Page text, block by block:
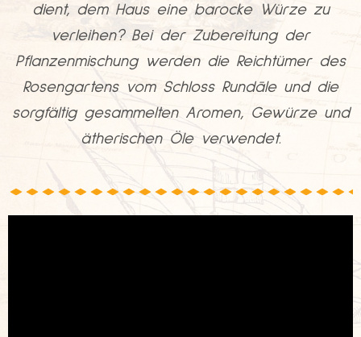
dient, dem Haus eine barocke Würze zu
verleihen? Bei der Zubereitung der
Pflanzenmischung werden die Reichtümer des
Rosengartens vom Schloss Rundāle und die
sorgfältig gesammelten Aromen, Gewürze und
ätherischen Öle verwendet.